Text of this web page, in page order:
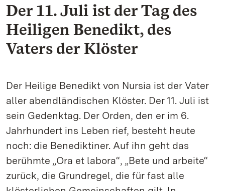
Der 11. Juli ist der Tag des
Heiligen Benedikt, des
Vaters der Klöster
Der Heilige Benedikt von Nursia ist der Vater
aller abendländischen Klöster. Der 11. Juli ist
sein Gedenktag. Der Orden, den er im 6.
Jahrhundert ins Leben rief, besteht heute
noch: die Benediktiner. Auf ihn geht das
berühmte „Ora et labora“, „Bete und arbeite“
zurück, die Grundregel, die für fast alle